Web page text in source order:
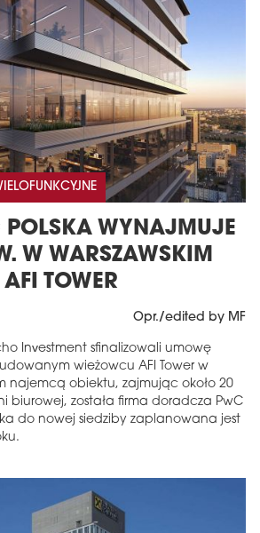
POLSKA WYNAJMUJE
W WARSZAWSKIM
TOWER
Opr./edited by MF
Investment sfinalizowali umowę
wieżowcu AFI Tower w
najemcą obiektu, zajmując około 20
biurowej, została firma doradcza PwC
do nowej siedziby zaplanowana jest